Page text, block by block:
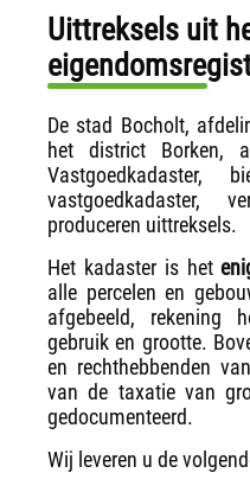
Uittreksels uit
De stad Bocholt,
het district Borken,
vastgoedkadaster,
produceren uittreksels.
Het kadaster is het
alle percelen en
afgebeeld, rekening
gebruik en grootte.
en rechthebbenden
van de taxatie van
gedocumenteerd.
Wij leveren u de